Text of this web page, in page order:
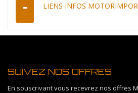
LIENS INFOS
SUIVEZ NOS OFFRES
En souscrivant vous recevrez nos offres